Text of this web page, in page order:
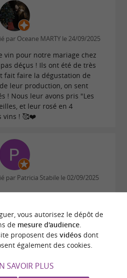
et narrative dans le
offrant aux amateurs et aux
à la fois gustatif et
par Oceane MARTY le 24/09/2025
vin pour notre mariage chez
déçus ! Ils ont été de très
fait faire la dégustation de
leur production, on sent
! Nous leur avons pris "Les
et leur rosé en 4
vins ! 🥰❤️
par Patricia Stabile le 02/09/2025
LIRE TOUS LES AVIS
vous autorisez le dépôt de
de mesure d'audience.
proposent des vidéosdont
également des cookies.
SAVOIR PLUS